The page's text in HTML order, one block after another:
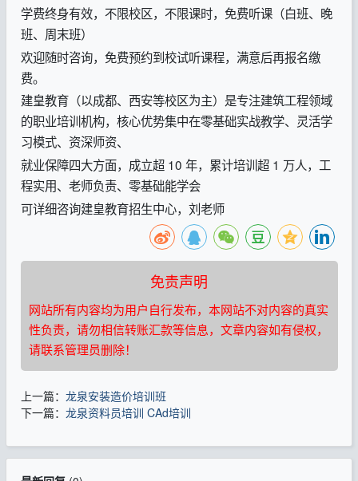
学费终身有效，不限校区，不限课时，免费听课（白班、晚
班、周末班）
欢迎随时咨询，免费预约到校试听课程，满意后再报名缴
费。
建皇教育（以成都、西安等校区为主）是专注建筑工程领域
的职业培训机构，核心优势集中在零基础实战教学、灵活学
习模式、资深师资、
就业保障四大方面，成立超 10 年，累计培训超 1 万人，工
程实用、老师负责、零基础能学会
可详细咨询建皇教育招生中心，刘老师
免责声明
网站所有内容均为用户自行发布，本网站不对内容的真实
性负责，请勿相信转账汇款等信息，文章内容如有侵权，
请联系管理员删除！
上一篇： 龙泉安装造价培训班
下一篇： 龙泉资料员培训 CAd培训